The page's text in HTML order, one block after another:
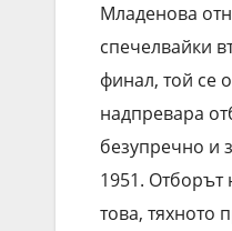
Младенова
спечелвайки
финал, той се
надпревара
безупречно и
1951. Отборът
това, тяхното